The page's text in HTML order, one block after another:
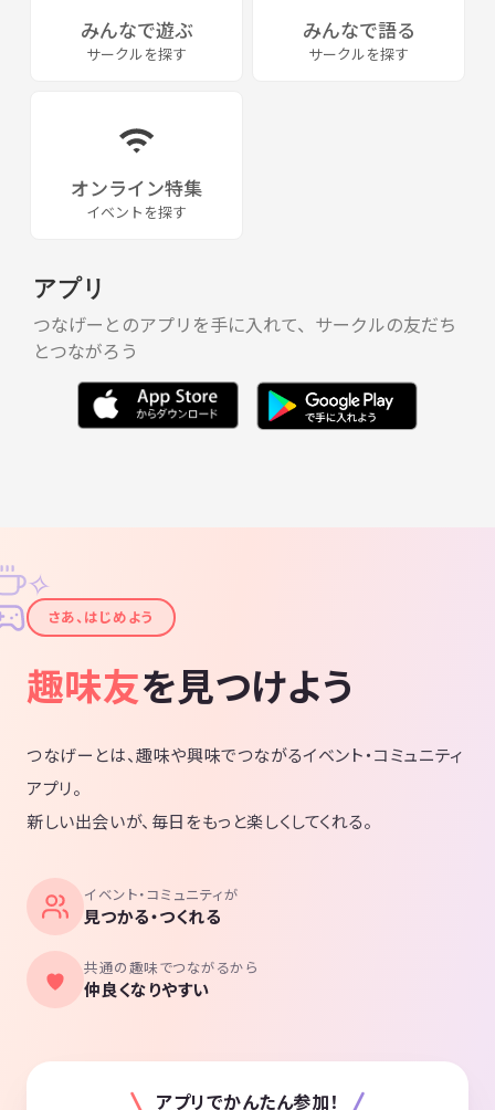
みんなで遊ぶ
サークルを探す
みんなで語る
サークルを探す
オンライン特集
イベントを探す
アプリ
つなげーとのアプリを手に入れて、サークルの友だち
とつながろう
✦
✧
さあ、はじめよう
趣味友を見つけよう
つなげーとは、趣味や興味でつながるイベント・コミュニティ
アプリ。
新しい出会いが、毎日をもっと楽しくしてくれる。
イベント・コミュニティが
見つかる・つくれる
共通の趣味でつながるから
仲良くなりやすい
アプリでかんたん参加！